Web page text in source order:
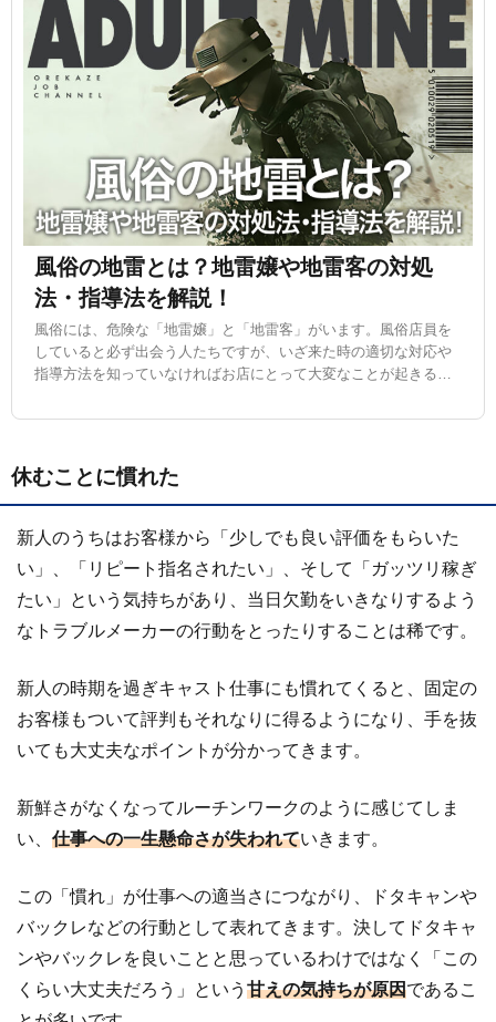
風俗の地雷とは？地雷嬢や地雷客の対処
法・指導法を解説！
風俗には、危険な「地雷嬢」と「地雷客」がいます。風俗店員を
していると必ず出会う人たちですが、いざ来た時の適切な対応や
指導方法を知っていなければお店にとって大変なことが起きる可
休むことに慣れた
新人のうちはお客様から「少しでも良い評価をもらいた
い」、「リピート指名されたい」、そして「ガッツリ稼ぎ
たい」という気持ちがあり、当日欠勤をいきなりするよう
なトラブルメーカーの行動をとったりすることは稀です。
新人の時期を過ぎキャスト仕事にも慣れてくると、固定の
お客様もついて評判もそれなりに得るようになり、手を抜
いても大丈夫なポイントが分かってきます。
新鮮さがなくなってルーチンワークのように感じてしま
い、 仕事への一生懸命さが失われていきます。
この「慣れ」が仕事への適当さにつながり、ドタキャンや
バックレなどの行動として表れてきます。決してドタキャ
ンやバックレを良いことと思っているわけではなく「この
くらい大丈夫だろう」という 甘えの気持ちが原因であるこ